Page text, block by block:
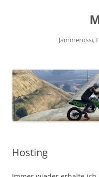
Jammerossi,
Hosting